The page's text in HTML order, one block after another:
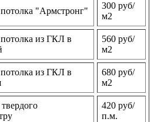
"Армстронг"
300 руб/
м2
из ГКЛ в
560 руб/
м2
из ГКЛ в
680 руб/
м2
420 руб/
п.м.